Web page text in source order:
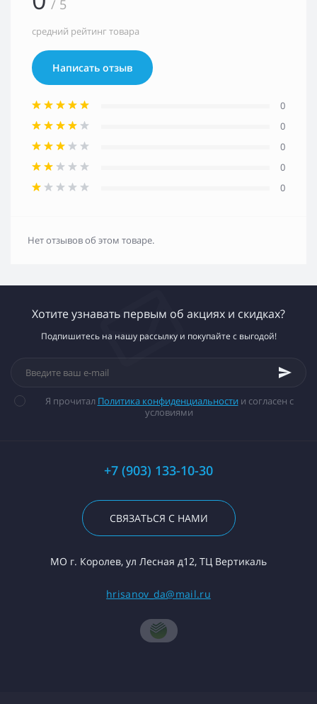
/ 5
средний рейтинг товара
Написать отзыв
0
0
0
0
0
Нет отзывов об этом товаре.
Хотите узнавать первым об акциях и скидках?
Подпишитесь на нашу рассылку и покупайте с выгодой!
Я прочитал Политика конфиденциальности и согласен с
условиями
+7 (903) 133-10-30
СВЯЗАТЬСЯ С НАМИ
МО г. Королев, ул Лесная д12, ТЦ Вертикаль
hrisanov_da@mail.ru